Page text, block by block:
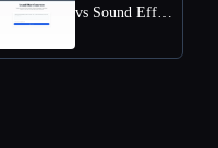
vs Sound Effect Generator